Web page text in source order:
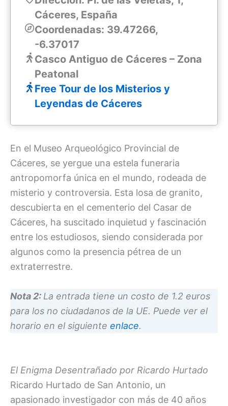
Cáceres, España
Coordenadas: 39.47266,
-6.37017
Casco Antiguo de Cáceres – Zona
Peatonal
Free Tour de los Misterios y
Leyendas de Cáceres
En el Museo Arqueológico Provincial de
Cáceres, se yergue una estela funeraria
antropomorfa única en el mundo, rodeada de
misterio y controversia. Esta losa de granito,
descubierta en el cementerio del Casar de
Cáceres, ha suscitado inquietud y fascinación
entre los estudiosos, siendo considerada por
algunos como la presencia pétrea de un
extraterrestre.
Nota 2: La entrada tiene un costo de 1.2 euros
para los no ciudadanos de la UE. Puede ver el
horario en el siguiente enlace.
El Enigma Desentrañado por Ricardo Hurtado
Ricardo Hurtado de San Antonio, un
apasionado investigador con más de 40 años